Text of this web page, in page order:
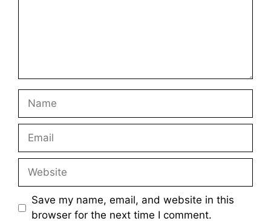
Name
Email
Website
Save my name, email, and website in this
browser for the next time I comment.